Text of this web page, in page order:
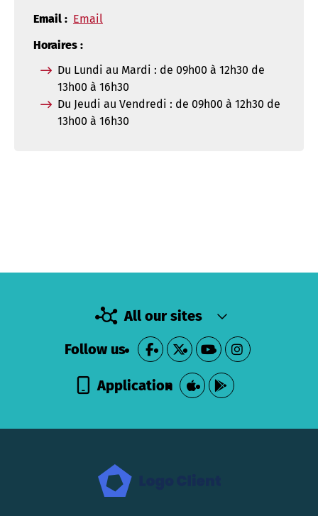
Email : Email
Horaires :
Du Lundi au Mardi : de 09h00 à 12h30 de
13h00 à 16h30
Du Jeudi au Vendredi : de 09h00 à 12h30 de
13h00 à 16h30
All our sites
Follow us
Application